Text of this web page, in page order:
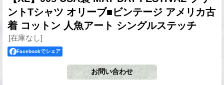
ントTシャツ オリーブ■ビンテージ アメリカ古
着 コットン 人魚アート シングルステッチ
[在庫なし]
Facebookでシェア